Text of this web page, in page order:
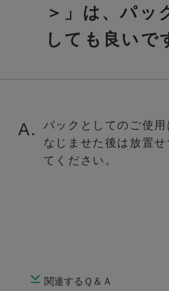
＞」は、パッ
しても良いで
A.
パックとしてのご使用
なじませた後は放置
てください。
関連するＱ＆Ａ